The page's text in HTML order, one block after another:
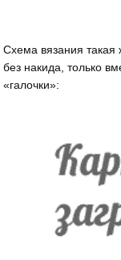
Схема вязания такая
без накида, только
«галочки»: